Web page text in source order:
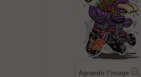
Agrandir l'image